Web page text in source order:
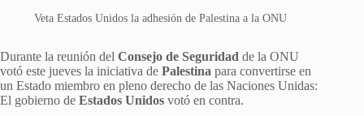
Veta Estados Unidos la adhesión de Palestina a la ONU
Durante la reunión del Consejo de Seguridad de la ONU
votó este jueves la iniciativa de Palestina para convertirse en
un Estado miembro en pleno derecho de las Naciones Unidas:
El gobierno de Estados Unidos votó en contra.